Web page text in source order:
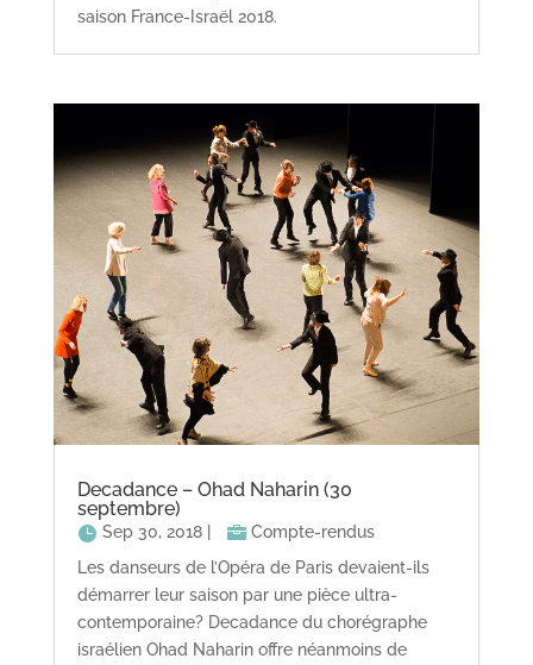
saison France-Israël 2018.
Decadance – Ohad Naharin (30
septembre)
Sep 30, 2018|
Compte-rendus
Les danseurs de l’Opéra de Paris devaient-ils
démarrer leur saison par une pièce ultra-
contemporaine? Decadance du chorégraphe
israélien Ohad Naharin offre néanmoins de